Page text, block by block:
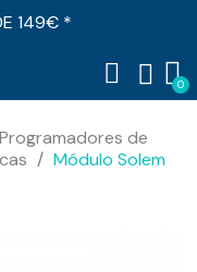
149€ *
Programadores de
Módulo Solem